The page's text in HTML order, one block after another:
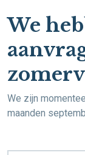
We
We zijn
maanden